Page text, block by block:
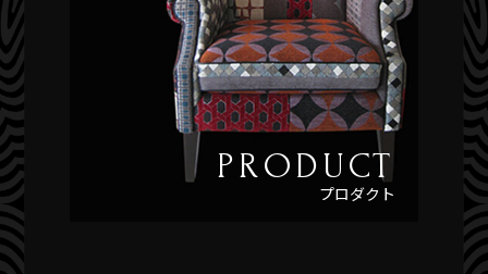
PRODUCT
プロダクト